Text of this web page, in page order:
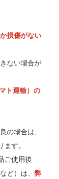
損傷がない
ない場合が
ト運輸）の
の場合は、
ます。
ご使用後
ど）は、 弊